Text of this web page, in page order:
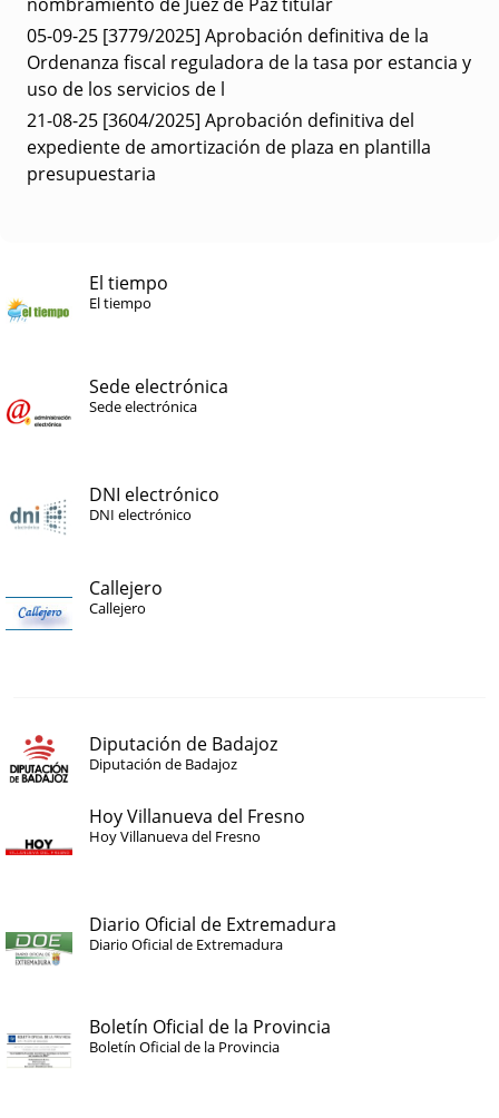
05-09-25 [3779/2025] Aprobación definitiva de la
Ordenanza fiscal reguladora de la tasa por estancia y
uso de los servicios de l
21-08-25 [3604/2025] Aprobación definitiva del
expediente de amortización de plaza en plantilla
presupuestaria
El tiempo
El tiempo
Sede electrónica
Sede electrónica
DNI electrónico
DNI electrónico
Callejero
Callejero
Diputación de Badajoz
Diputación de Badajoz
Hoy Villanueva del Fresno
Hoy Villanueva del Fresno
Diario Oficial de Extremadura
Diario Oficial de Extremadura
Boletín Oficial de la Provincia
Boletín Oficial de la Provincia